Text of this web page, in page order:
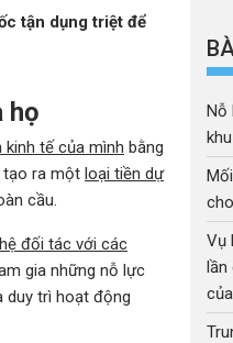
tận dụng triệt để
họ
kinh tế của mình bằng
tạo ra một loại tiền dự
cầu.
đối tác với các
gia những nỗ lực
duy trì hoạt động
Nỗ
Vụ
lần